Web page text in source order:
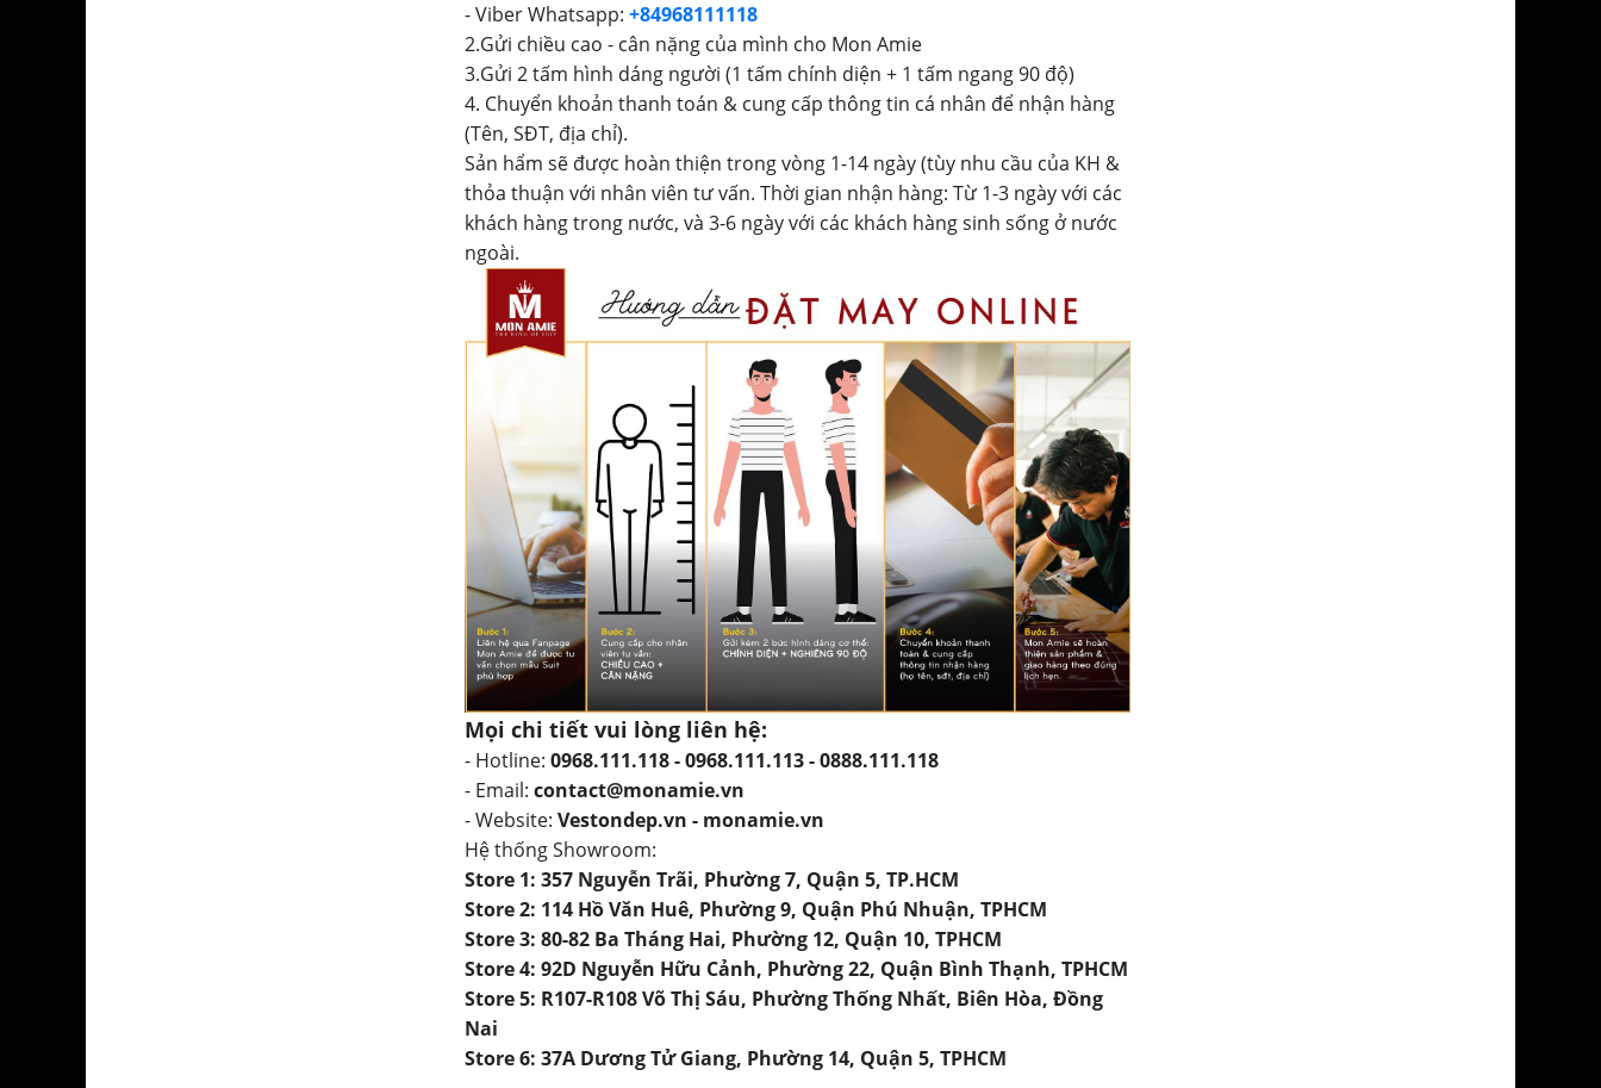
- Viber Whatsapp: +84968111118
2.Gửi chiều cao - cân nặng của mình cho Mon Amie
3.Gửi 2 tấm hình dáng người (1 tấm chính diện + 1 tấm ngang 90 độ)
4. Chuyển khoản thanh toán & cung cấp thông tin cá nhân để nhận hàng
(Tên, SĐT, địa chỉ).
Sản hẩm sẽ được hoàn thiện trong vòng 1-14 ngày (tùy nhu cầu của KH &
thỏa thuận với nhân viên tư vấn. Thời gian nhận hàng: Từ 1-3 ngày với các
khách hàng trong nước, và 3-6 ngày với các khách hàng sinh sống ở nước
ngoài.
Mọi chi tiết vui lòng liên hệ:
- Hotline: 0968.111.118 - 0968.111.113 - 0888.111.118
- Email: contact@monamie.vn
- Website: Vestondep.vn - monamie.vn
Hệ thống Showroom:
Store 1: 357 Nguyễn Trãi, Phường 7, Quận 5, TP.HCM
Store 2: 114 Hồ Văn Huê, Phường 9, Quận Phú Nhuận, TPHCM
Store 3: 80-82 Ba Tháng Hai, Phường 12, Quận 10, TPHCM
Store 4: 92D Nguyễn Hữu Cảnh, Phường 22, Quận Bình Thạnh, TPHCM
Store 5: R107-R108 Võ Thị Sáu, Phường Thống Nhất, Biên Hòa, Đồng
Nai
Store 6: 37A Dương Tử Giang, Phường 14, Quận 5, TPHCM